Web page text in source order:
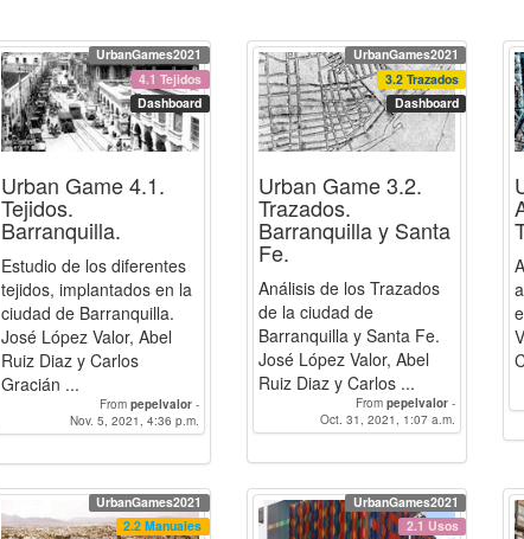
UrbanGames2021
4.1 Tejidos
Dashboard
Urban Game 4.1.
Tejidos.
Barranquilla.
Estudio de los diferentes
tejidos, implantados en la
ciudad de Barranquilla.
José López Valor, Abel
Ruiz Diaz y Carlos
Gracián ...
From pepelvalor-
CarlosGraciánPedrosa-
Abelruizdiaz
Nov. 5, 2021, 4:36 p.m.
UrbanGames2021
3.2 Trazados
Dashboard
Urban Game 3.2.
Trazados.
Barranquilla y Santa
Fe.
Análisis de los Trazados
de la ciudad de
Barranquilla y Santa Fe.
José López Valor, Abel
Ruiz Diaz y Carlos ...
From pepelvalor -
CarlosGraciánPedrosa
Abelruizdiaz
Oct. 31, 2021, 1:07 a.m.
UrbanGames2021
2.2 Manuales
UrbanGames2021
2.1 Usos